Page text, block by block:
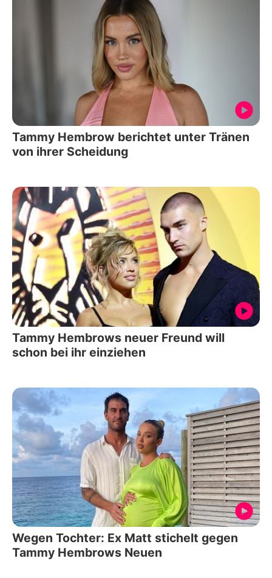
Tammy Hembrow berichtet unter Tränen
von ihrer Scheidung
Tammy Hembrows neuer Freund will
schon bei ihr einziehen
Wegen Tochter: Ex Matt stichelt gegen
Tammy Hembrows Neuen